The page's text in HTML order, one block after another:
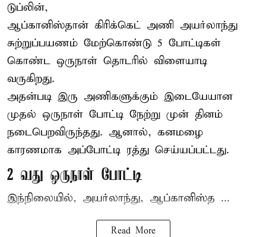
டுப்லின்,
ஆப்கானிஸ்தான் கிரிக்கெட் அணி அயர்லாந்து
சுற்றுப்பயணம் மேற்கொண்டு 5 போட்டிகள்
கொண்ட ஒருநாள் தொடரில் விளையாடி
வருகிறது.
அதன்படி இரு அணிகளுக்கும் இடையேயான
முதல் ஒருநாள் போட்டி நேற்று முன் தினம்
நடைபெறவிருந்தது. ஆனால், கனமழை
காரணமாக அப்போட்டி ரத்து செய்யப்பட்டது.
2 வது ஒருநாள் போட்டி
இந்நிலையில், அயர்லாந்து, ஆப்கானிஸ்த ...
Read More